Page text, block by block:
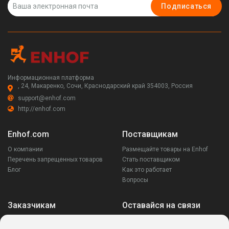
Подписаться
Информационная платформа
, 24, Макаренко, Сочи, Краснодарский край 354003, Россия
support@enhof.com
http://enhof.com
Enhof.com
О компании
Перечень запрещенных товаров
Блог
Поставщикам
Размещайте товары на Enhof
Стать поставщиком
Как это работает
Вопросы
Заказчикам Оставайся на связи